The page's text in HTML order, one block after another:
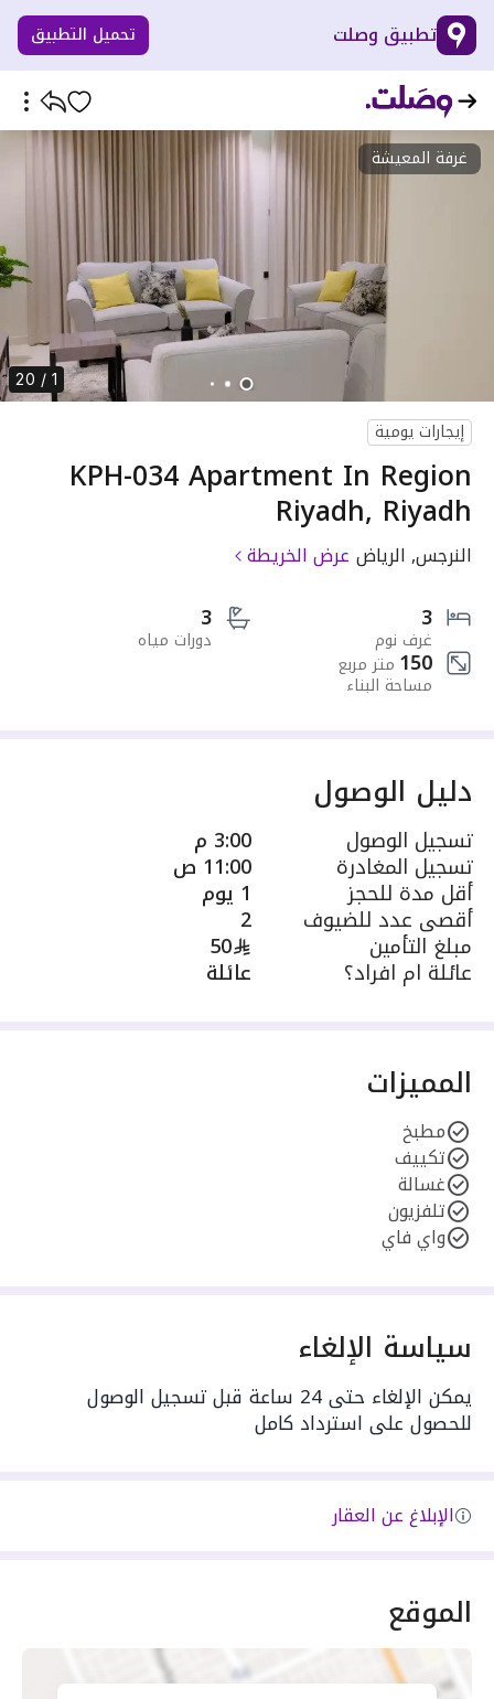
تطبيق وصلت تحميل التطبيق
غرفة المعيشة
1 / 20
إيجارات يومية
KPH-034 Apartment In Region
Riyadh, Riyadh
النرجس, الرياض عرض الخريطة
3
غرف نوم
3
دورات مياه
150 متر مربع
مساحة البناء
دليل الوصول
تسجيل الوصول 3:00 م
تسجيل المغادرة 11:00 ص
أقل مدة للحجز 1 يوم
أقصى عدد للضيوف 2
مبلغ التأمين 50
عائلة ام افراد؟ عائلة
المميزات
مطبخ
تكييف
غسالة
تلفزيون
واي فاي
سياسة الإلغاء
يمكن الإلغاء حتى 24 ساعة قبل تسجيل الوصول
للحصول على استرداد كامل
الإبلاغ عن العقار
الموقع